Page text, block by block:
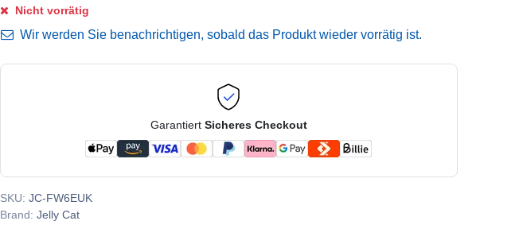
Nicht vorrätig
Wir werden Sie benachrichtigen, sobald das Produkt wieder vorrätig ist.
Garantiert Sicheres Checkout
SKU: JC-FW6EUK
Brand: Jelly Cat